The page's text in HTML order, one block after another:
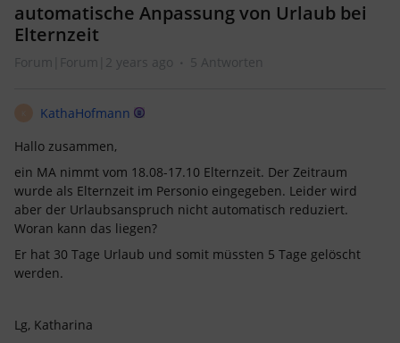
automatische Anpassung von Urlaub bei
Elternzeit
Forum|Forum|2 years ago 5 Antworten
KathaHofmann
Hallo zusammen,
ein MA nimmt vom 18.08-17.10 Elternzeit. Der Zeitraum
wurde als Elternzeit im Personio eingegeben. Leider wird
aber der Urlaubsanspruch nicht automatisch reduziert.
Woran kann das liegen?
Er hat 30 Tage Urlaub und somit müssten 5 Tage gelöscht
werden.
Lg, Katharina